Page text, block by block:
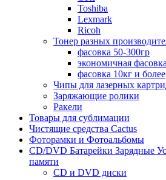
Toshiba
Lexmark
Ricoh
Тонер разных
фасовка 50-300гр
экономичная
фасовка 10кг и более
Чипы для лазерных
Заряжающие ролики
Ракели
Товары для сублимации
Чистящие средства Cactus
Фоторамки и Фотоальбомы
CD/DVD Батарейки Зарядные
памяти
CD и DVD диски